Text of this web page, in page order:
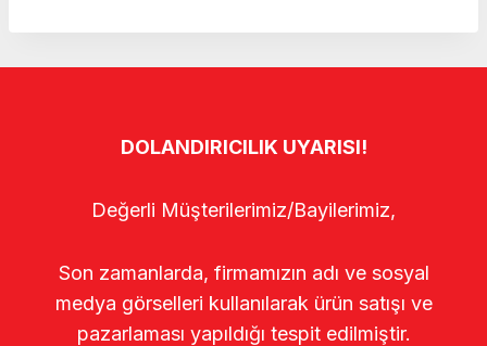
DOLANDIRICILIK UYARISI!
Değerli Müşterilerimiz/Bayilerimiz,
Son zamanlarda, firmamızın adı ve sosyal
medya görselleri kullanılarak ürün satışı ve
pazarlaması yapıldığı tespit edilmiştir.